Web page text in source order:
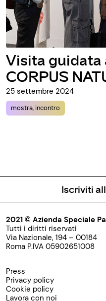
Visita guidata
CORPUS
25 settembre 2024
mostra, incontro
Iscriviti
2021 © Azienda Speciale
Tutti i diritti riservati
Via Nazionale, 194 – 00184
Roma P.IVA 05902651008
Press
Privacy policy
Cookie policy
Lavora con noi